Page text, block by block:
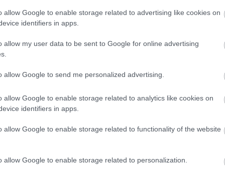
allow Google to enable storage related to advertising like cookies on
identifiers in apps.
allow my user data to be sent to Google for online advertising
allow Google to send me personalized advertising.
allow Google to enable storage related to analytics like cookies on
identifiers in apps.
allow Google to enable storage related to functionality of the website
allow Google to enable storage related to personalization.
a lényeg, hogy elérje a célját.
társulat tagjaival?
ez. Jómagam már dolgoztam Márkkal, rendező
– FAQ Színház: Mezsgye, bemutató:2014.
2017. január).
rendeztük a RÉV Színház– KB35 Inárcs othello
2018 januárjában. De ez a koprodukció is
ki és azt tudom mondani, hogy mindenben
nőtt mindegyikünk szívéhez ez az előadás. Kuti
Bojki nélkül nagyon kevés lennék egyedül és
aki összefogja a produkciót, szervezze a